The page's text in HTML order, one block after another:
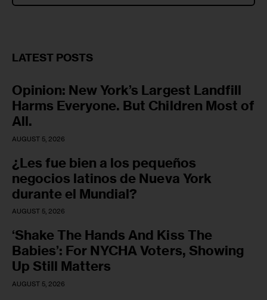
LATEST POSTS
Opinion: New York’s Largest Landfill
Harms Everyone. But Children Most of
All.
AUGUST 5, 2026
¿Les fue bien a los pequeños
negocios latinos de Nueva York
durante el Mundial?
AUGUST 5, 2026
‘Shake The Hands And Kiss The
Babies’: For NYCHA Voters, Showing
Up Still Matters
AUGUST 5, 2026